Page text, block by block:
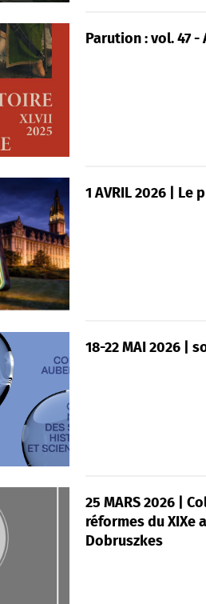
Parution : vol. 47
1 AVRIL 2026 | Le
18-22 MAI 2026 |
25 MARS 2026 |
réformes du XIXe
Dobruszkes